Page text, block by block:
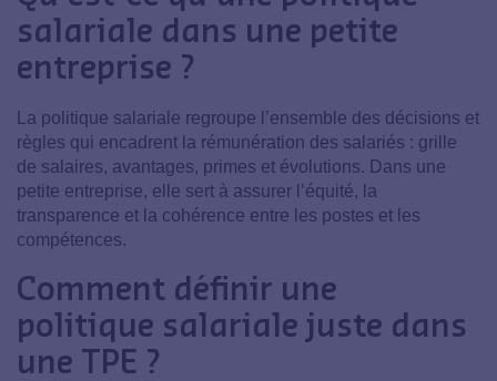
salariale dans une petite
entreprise ?
La politique salariale regroupe l’ensemble des décisions et
règles qui encadrent la rémunération des salariés : grille
de salaires, avantages, primes et évolutions. Dans une
petite entreprise, elle sert à assurer l’équité, la
transparence et la cohérence entre les postes et les
compétences.
Comment définir une
politique salariale juste dans
une TPE ?